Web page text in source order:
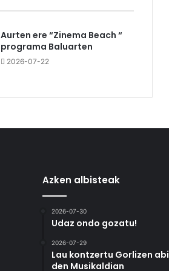
Aurten ere “Zinema Beach “
programa Baluarten
2026-07-22
Azken albisteak
2026-07-30
Udaz ondo gozatu!
2026-07-29
Lau kontzertu Gorlizen
den Musikaldian